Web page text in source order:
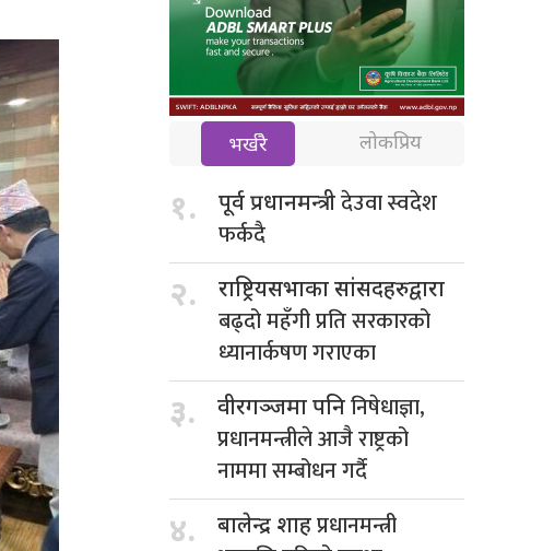
भर्खरै लोकप्रिय
१. पूर्व प्रधानमन्त्रीदेउवा स्वदेश
फर्कदै
२. राष्ट्रियसभाका सांसदहरुद्वारा
बढ्दो महँगी प्रति सरकारको
ध्यानार्कषण गराएका
३. वीरगञ्जमा पनिनिषेधाज्ञा,
प्रधानमन्त्रीले आजै राष्ट्रको
नाममा सम्बोधन गर्दै
४. बालेन्द्र शाहप्रधानमन्त्री